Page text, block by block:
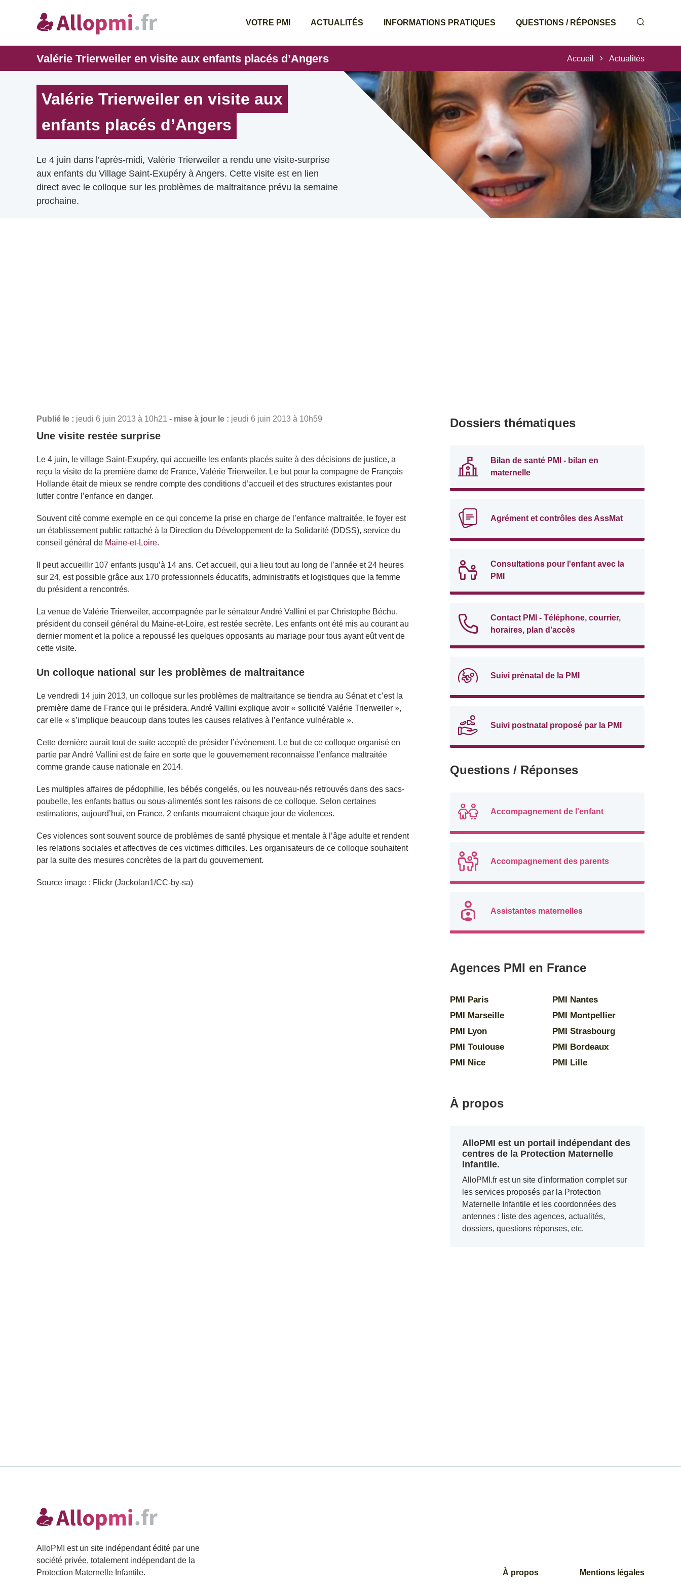
VOTRE PMI ACTUALITÉS INFORMATIONS PRATIQUES QUESTIONS / RÉPONSES
Valérie Trierweiler en visite aux enfants placés d’Angers Accueil Actualités
Valérie Trierweiler en visite aux
enfants placés d’Angers
Le 4 juin dans l’après-midi, Valérie Trierweiler a rendu une visite-surprise
aux enfants du Village Saint-Exupéry à Angers. Cette visite est en lien
direct avec le colloque sur les problèmes de maltraitance prévu la semaine
prochaine.
Publié le : jeudi 6 juin 2013 à 10h21 - mise à jour le : jeudi 6 juin 2013 à 10h59
Une visite restée surprise
Le 4 juin, le village Saint-Exupéry, qui accueille les enfants placés suite à des décisions de justice, a
reçu la visite de la première dame de France, Valérie Trierweiler. Le but pour la compagne de François
Hollande était de mieux se rendre compte des conditions d’accueil et des structures existantes pour
lutter contre l’enfance en danger.
Souvent cité comme exemple en ce qui concerne la prise en charge de l’enfance maltraitée, le foyer est
un établissement public rattaché à la Direction du Développement de la Solidarité (DDSS), service du
conseil général de Maine-et-Loire.
Il peut accueillir 107 enfants jusqu’à 14 ans. Cet accueil, qui a lieu tout au long de l’année et 24 heures
sur 24, est possible grâce aux 170 professionnels éducatifs, administratifs et logistiques que la femme
du président a rencontrés.
La venue de Valérie Trierweiler, accompagnée par le sénateur André Vallini et par Christophe Béchu,
président du conseil général du Maine-et-Loire, est restée secrète. Les enfants ont été mis au courant au
dernier moment et la police a repoussé les quelques opposants au mariage pour tous ayant eût vent de
cette visite.
Un colloque national sur les problèmes de maltraitance
Le vendredi 14 juin 2013, un colloque sur les problèmes de maltraitance se tiendra au Sénat et c’est la
première dame de France qui le présidera. André Vallini explique avoir « sollicité Valérie Trierweiler »,
car elle « s’implique beaucoup dans toutes les causes relatives à l’enfance vulnérable ».
Cette dernière aurait tout de suite accepté de présider l’événement. Le but de ce colloque organisé en
partie par André Vallini est de faire en sorte que le gouvernement reconnaisse l’enfance maltraitée
comme grande cause nationale en 2014.
Les multiples affaires de pédophilie, les bébés congelés, ou les nouveau-nés retrouvés dans des sacs-
poubelle, les enfants battus ou sous-alimentés sont les raisons de ce colloque. Selon certaines
estimations, aujourd’hui, en France, 2 enfants mourraient chaque jour de violences.
Ces violences sont souvent source de problèmes de santé physique et mentale à l’âge adulte et rendent
les relations sociales et affectives de ces victimes difficiles. Les organisateurs de ce colloque souhaitent
par la suite des mesures concrètes de la part du gouvernement.
Source image : Flickr (Jackolan1/CC-by-sa)
Dossiers thématiques
Bilan de santé PMI - bilan en
maternelle
Agrément et contrôles des AssMat
Consultations pour l'enfant avec la
PMI
Contact PMI - Téléphone, courrier,
horaires, plan d'accès
Suivi prénatal de la PMI
Suivi postnatal proposé par la PMI
Questions / Réponses
Accompagnement de l'enfant
Accompagnement des parents
Assistantes maternelles
Agences PMI en France
PMI Paris
PMI Marseille
PMI Lyon
PMI Toulouse
PMI Nice
PMI Nantes
PMI Montpellier
PMI Strasbourg
PMI Bordeaux
PMI Lille
À propos
AlloPMI est un portail indépendant des
centres de la Protection Maternelle
Infantile.
AlloPMI.fr est un site d'information complet sur
les services proposés par la Protection
Maternelle Infantile et les coordonnées des
antennes : liste des agences, actualités,
dossiers, questions réponses, etc.
AlloPMI est un site indépendant édité par une
société privée, totalement indépendant de la
Protection Maternelle Infantile.
À propos Mentions légales